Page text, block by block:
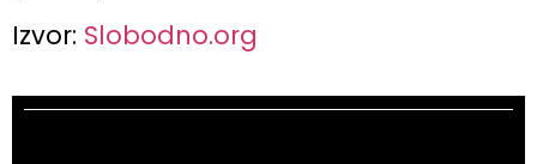
Izvor: Slobodno.org